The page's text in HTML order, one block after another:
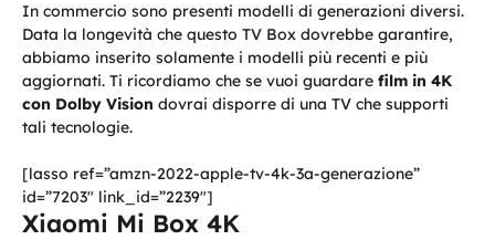
In commercio sono presenti modelli di generazioni diversi.
Data la longevità che questo TV Box dovrebbe garantire,
abbiamo inserito solamente i modelli più recenti e più
aggiornati. Ti ricordiamo che se vuoi guardare film in 4K
con Dolby Vision dovrai disporre di una TV che supporti
tali tecnologie.
[lasso ref=”amzn-2022-apple-tv-4k-3a-generazione”
id=”7203″ link_id=”2239″]
Xiaomi Mi Box 4K